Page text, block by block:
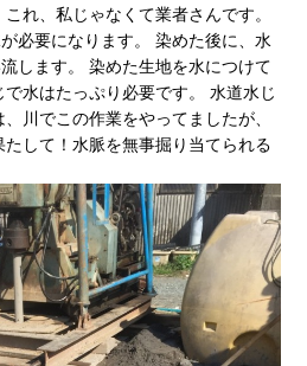
れ、私じゃなくて業者さんです。
必要になります。 染めた後に、水
します。 染めた生地を水につけて
水はたっぷり必要です。 水道水じ
川でこの作業をやってましたが、
して！水脈を無事掘り当てられる